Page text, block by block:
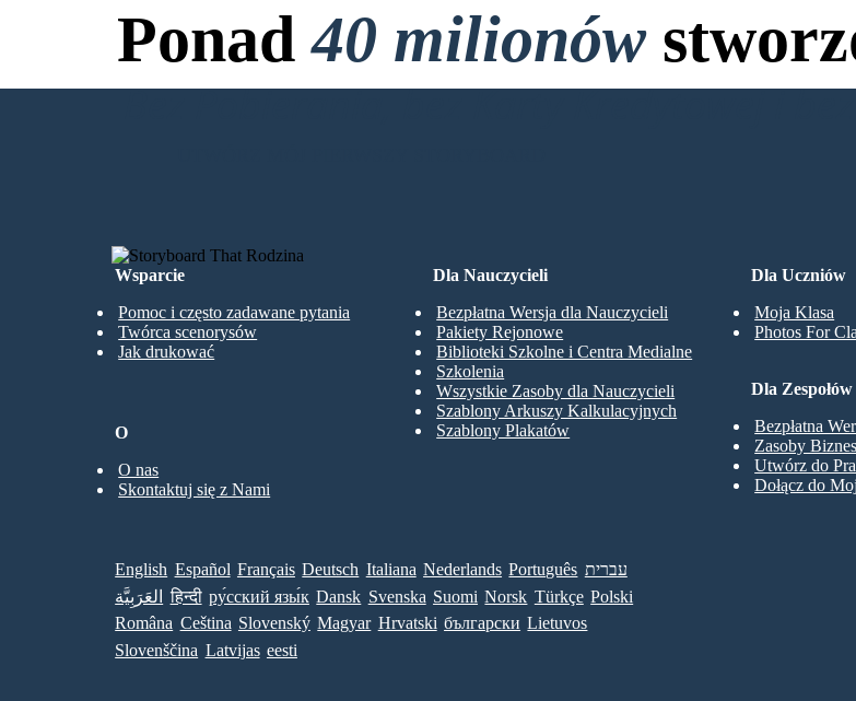
Ponad40 milionów
Bez Pobierania, bez Karty Kredytowej i
Wsparcie
Pomoc i często zadawane pytania
Twórca scenorysów
Jak drukować
Dla Uczniów
Moja Klasa
Photos For
Dla Nauczycieli
Bezpłatna Wersja dla Nauczycieli
Pakiety Rejonowe
Biblioteki Szkolne i Centra Medialne
Szkolenia
Wszystkie Zasoby dla Nauczycieli
Szablony Arkuszy Kalkulacyjnych
Szablony Plakatów
Dla Zespołów
Bezpłatna
Zasoby
Utwórz do
Dołącz do
O
O nas
Skontaktuj się z Nami
English Español Français Deutsch Italiana Nederlands Português עברית
العَرَبِيَّة
हिन्दी ру́сский язы́к Dansk Svenska Suomi Norsk Türkçe Polski
Româna Ceština Slovenský Magyar Hrvatski български Lietuvos
Slovenščina Latvijas eesti